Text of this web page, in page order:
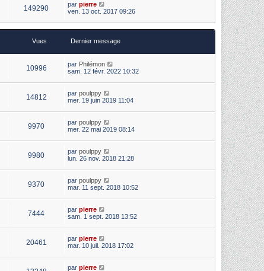
149290 par pierre
ven. 13 oct. 2017 09:26
Vues Dernier message
10996 par Philémon
sam. 12 févr. 2022 10:32
14812 par poulppy
mer. 19 juin 2019 11:04
9970 par poulppy
mer. 22 mai 2019 08:14
9980 par poulppy
lun. 26 nov. 2018 21:28
9370 par poulppy
mar. 11 sept. 2018 10:52
7444 par pierre
sam. 1 sept. 2018 13:52
20461 par pierre
mar. 10 juil. 2018 17:02
par pierre